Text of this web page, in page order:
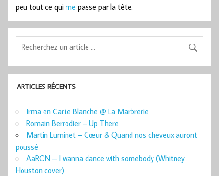
peu tout ce qui me passe par la tête.
ARTICLES RÉCENTS
Irma en Carte Blanche @ La Marbrerie
Romain Berrodier – Up There
Martin Luminet – Cœur & Quand nos cheveux auront
poussé
AaRON – I wanna dance with somebody (Whitney
Houston cover)